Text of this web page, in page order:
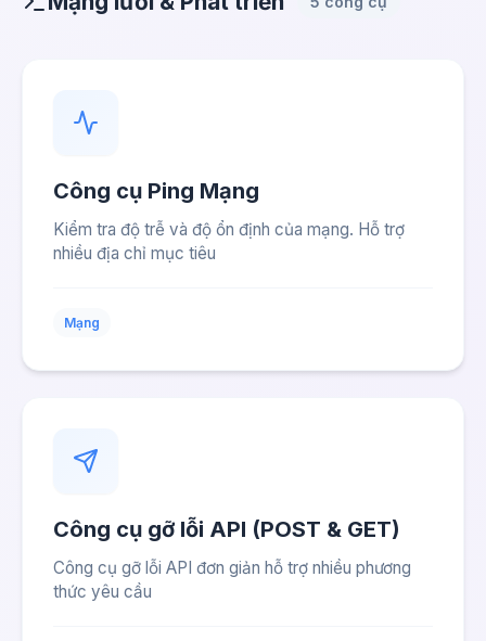
Công cụ Ping Mạng
Kiểm tra độ trễ và độ ổn định của mạng. Hỗ trợ
nhiều địa chỉ mục tiêu
Mạng
Công cụ gỡ lỗi API (POST & GET)
Công cụ gỡ lỗi API đơn giản hỗ trợ nhiều phương
thức yêu cầu